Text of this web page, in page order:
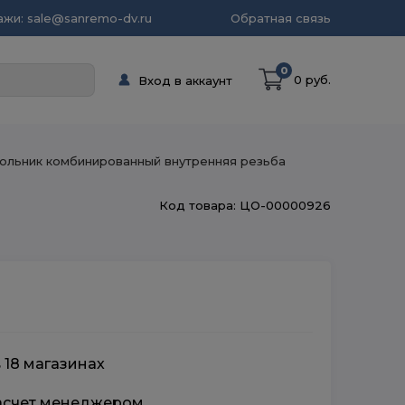
sale@sanremo-dv.ru Обратная связь
Вход в аккаунт
0
0 руб.
комбинированный внутренняя резьба
Код товара: ЦО-00000926
магазинах